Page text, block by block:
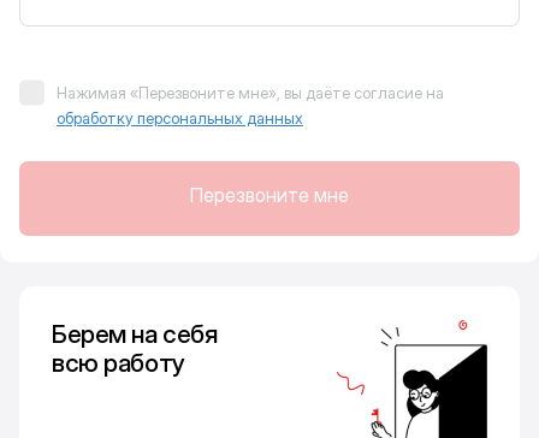
Нажимая «Перезвоните мне», вы даёте согласие на
обработку персональных данных
Перезвоните мне
Берем на себя
всю работу